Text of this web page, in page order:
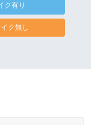
ク有り
ク無し